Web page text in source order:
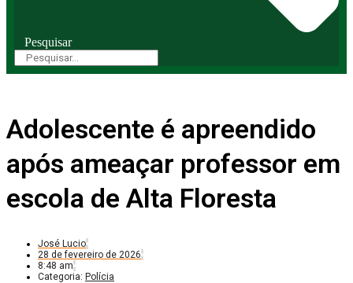
Pesquisar
Adolescente é apreendido
após ameaçar professor em
escola de Alta Floresta
José Lucio
28 de fevereiro de 2026
8:48 am
Categoria: Polícia